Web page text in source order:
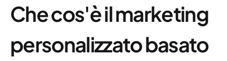
Che cos'è il marketing
personalizzato basato